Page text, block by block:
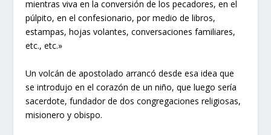
mientras viva en la conversión de los pecadores, en el
púlpito, en el confesionario, por medio de libros,
estampas, hojas volantes, conversaciones familiares,
etc., etc.»
Un volcán de apostolado arrancó desde esa idea que
se introdujo en el corazón de un niño, que luego sería
sacerdote, fundador de dos congregaciones religiosas,
misionero y obispo.